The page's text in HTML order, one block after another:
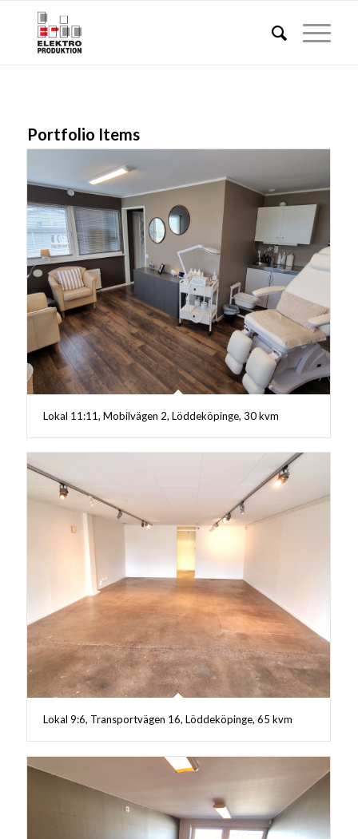
Portfolio Items
Lokal 11:11, Mobilvägen 2, Löddeköpinge, 30 kvm
Lokal 9:6, Transportvägen 16, Löddeköpinge, 65 kvm